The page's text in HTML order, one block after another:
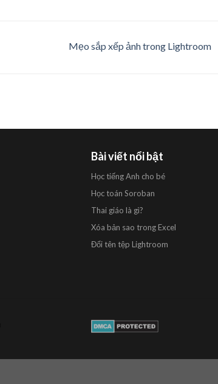
Mẹo sắp xếp ảnh trong Lightroom
Bài viết nổi bật
Học tiếng Anh cho bé
Học toán Soroban
Thai giáo là gì?
Xóa bản sao trong Excel
Đổi tên tệp Lightroom